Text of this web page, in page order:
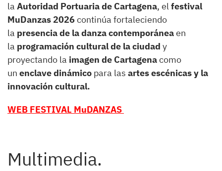
la Autoridad Portuaria de Cartagena, elfestival
MuDanzas 2026continúa fortaleciendo
la presencia de la danza contemporáneaen
la programación cultural de la ciudad y
proyectando la imagen de Cartagenacomo
un enclave dinámico para las artes escénicas y la
innovación cultural.
WEB FESTIVAL MuDANZAS
Multimedia.